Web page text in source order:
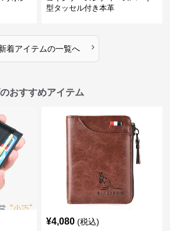
型タッセル付き本革
着アイテムの一覧へ ›
おすすめアイテム
¥4,080 (税込)